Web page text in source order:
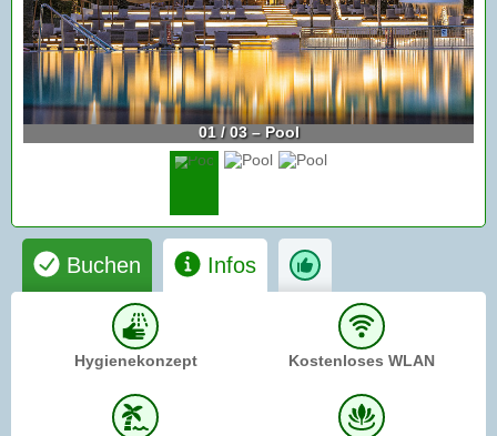
01 / 03 – Pool
Buchen Infos
Hygienekonzept Kostenloses WLAN